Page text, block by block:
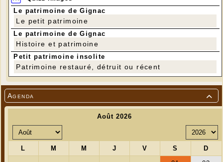

Agenda
Le patrimoine de Gignac
Le petit patrimoine
Le patrimoine de Gignac
Histoire et patrimoine
Petit patrimoine insolite
Patrimoine restauré, détruit ou récent